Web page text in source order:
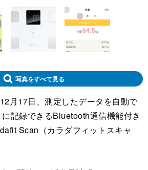
写真をすべて見る
月17日、測定したデータを自動で
記録できるBluetooth通信機能付き
Scan（カラダフィットスキャ